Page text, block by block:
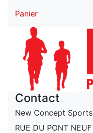
Panier
Contact
New Concept Sports
RUE DU PONT